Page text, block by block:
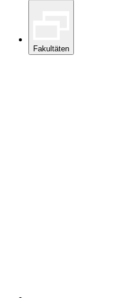
Fakultäten